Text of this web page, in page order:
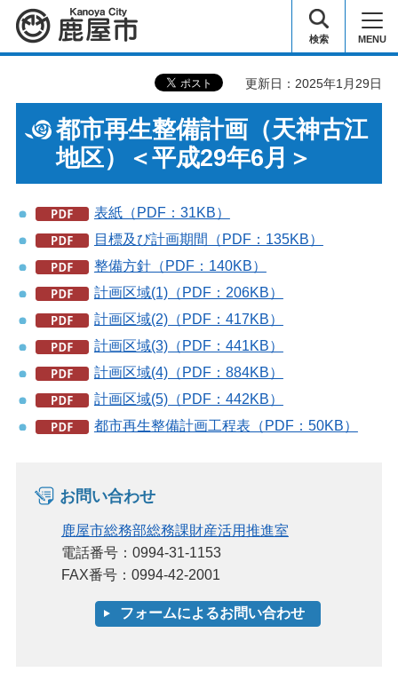
鹿屋市 検索 MENU
更新日：2025年1月29日
都市再生整備計画（天神古江
地区）＜平成29年6月＞
表紙（PDF：31KB）
目標及び計画期間（PDF：135KB）
整備方針（PDF：140KB）
計画区域(1)（PDF：206KB）
計画区域(2)（PDF：417KB）
計画区域(3)（PDF：441KB）
計画区域(4)（PDF：884KB）
計画区域(5)（PDF：442KB）
都市再生整備計画工程表（PDF：50KB）
お問い合わせ
鹿屋市総務部総務課財産活用推進室
電話番号：0994-31-1153
FAX番号：0994-42-2001